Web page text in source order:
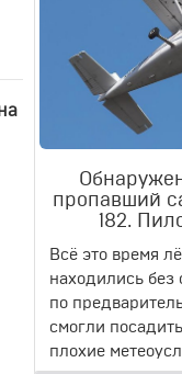
пропавший
182.
Всё это время
находились без
по
смогли
плохие